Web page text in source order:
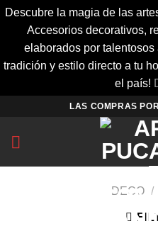
Descubre la magia de las
Accesorios decorativos,
elaborados por
tradición y estilo directo a tu
el país!
contenido
LAS COMPRAS
DECO /